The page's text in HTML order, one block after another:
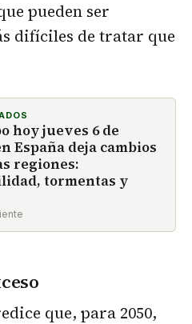
pueden ser
difíciles de tratar que
hoy jueves 6 de
España deja cambios
regiones:
tormentas y
que, para 2050,